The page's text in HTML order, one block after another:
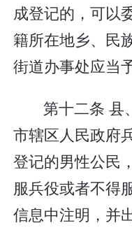
成登记的，可以
籍所在地乡、民
街道办事处应当
第十二条 县
市辖区人民政府
登记的男性公民
服兵役或者不得
信息中注明，并